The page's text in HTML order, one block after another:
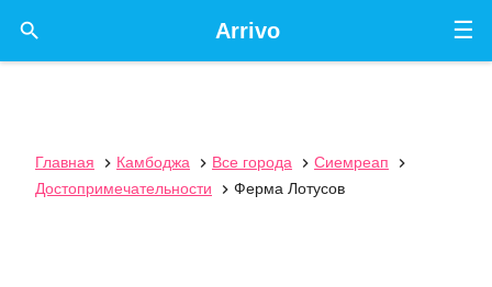
☰
Arrivo

Главная  Камбоджа  Все города  Сиемреап

Достопримечательности
 Ферма Лотусов